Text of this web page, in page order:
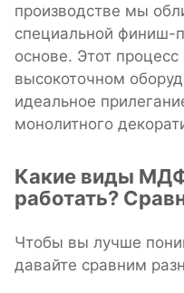
производстве мы
специальной финиш-
основе. Этот процесс
высокоточном
идеальное
монолитного
Какие виды
работать?
Чтобы вы лучше
давайте сравним